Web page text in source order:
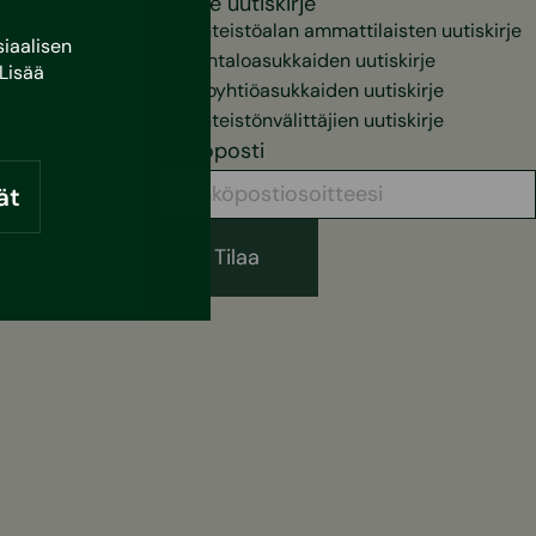
Kiinteistöalan ammattilaisten uutiskirje
Pientaloasukkaiden uutiskirje
Taloyhtiöasukkaiden uutiskirje
Kiinteistönvälittäjien uutiskirje
Sähköposti